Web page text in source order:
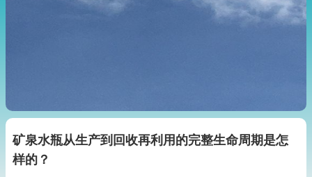
矿泉水瓶从生产到回收再利用的完整生命周期是怎
样的？